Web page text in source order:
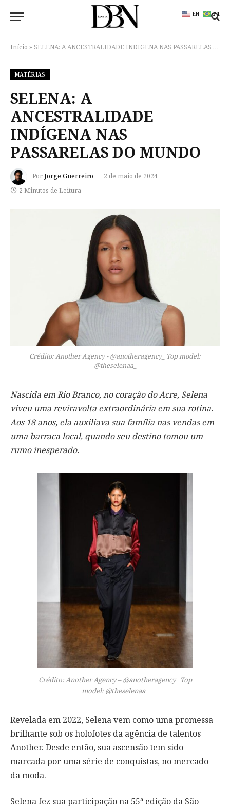
Início » SELENA: A ANCESTRALIDADE INDÍGENA NAS PASSARELAS DO MUNDO
MATÉRIAS
SELENA: A
ANCESTRALIDADE
INDÍGENA NAS
PASSARELAS DO MUNDO
PorJorge Guerreiro
2 de maio de 2024
2 Minutos de Leitura
Crédito: Another Agency - @anotheragency_ Top model:
@theselenaa_
Nascida em Rio Branco, no coração do Acre, Selena
viveu uma reviravolta extraordinária em sua rotina.
Aos 18 anos, ela auxiliava sua família nas vendas em
uma barraca local, quando seu destino tomou um
rumo inesperado.
Crédito: Another Agency – @anotheragency_ Top
model: @theselenaa_
Revelada em 2022, Selena vem como uma promessa
brilhante sob os holofotes da agência de talentos
Another. Desde então, sua ascensão tem sido
marcada por uma série de conquistas, no mercado
da moda.
Selena fez sua participação na 55ª edição da São
EN PT